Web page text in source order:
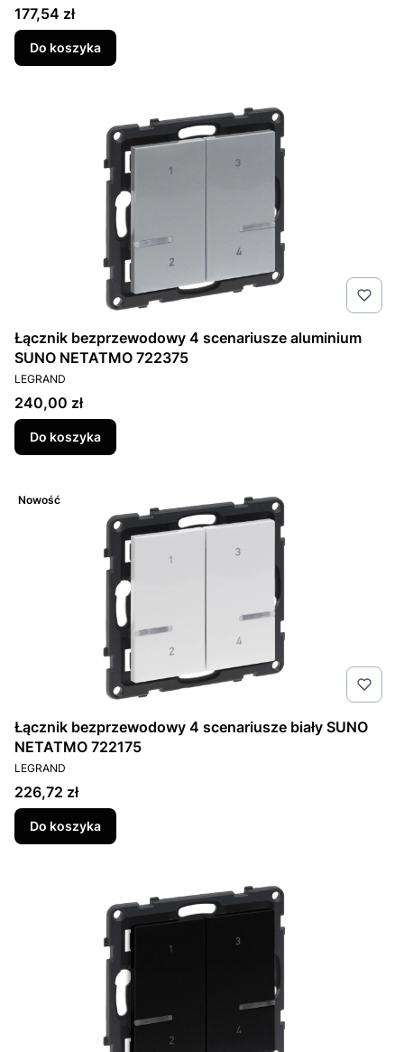
Cena
177,54 zł
Do koszyka
Łącznik bezprzewodowy 4 scenariusze aluminium
SUNO NETATMO 722375
PRODUCENT
LEGRAND
Cena
240,00 zł
Do koszyka
Nowość
Łącznik bezprzewodowy 4 scenariusze biały SUNO
NETATMO 722175
PRODUCENT
LEGRAND
Cena
226,72 zł
Do koszyka